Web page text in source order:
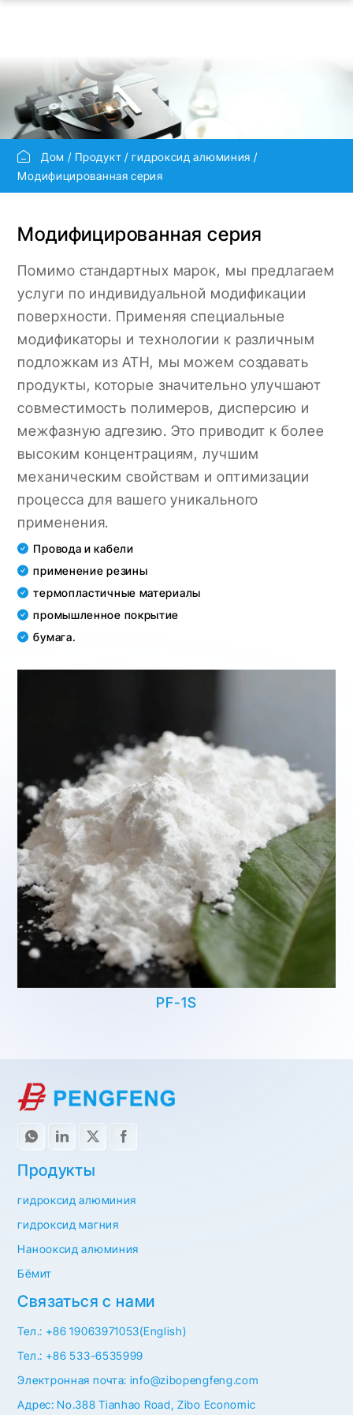
Дом Продукт
гидроксид алюминия
Модифицированная серия
Модифицированная серия
Помимо стандартных марок, мы предлагаем
услуги по индивидуальной модификации
поверхности. Применяя специальные
модификаторы и технологии к различным
подложкам из ATH, мы можем создавать
продукты, которые значительно улучшают
совместимость полимеров, дисперсию и
межфазную адгезию. Это приводит к более
высоким концентрациям, лучшим
механическим свойствам и оптимизации
процесса для вашего уникального
применения.
Провода и кабели
применение резины
термопластичные материалы
промышленное покрытие
бумага.
PF-1S
Связаться с нами
Тел.: +86 19063971053(English)
Тел.: +86 533-6535999
Электронная почта: info@zibopengfeng.com
Адрес: No.388 Tianhao Road, Zibo Economic
Продукты
гидроксид алюминия
гидроксид магния
Нанооксид алюминия
Бёмит